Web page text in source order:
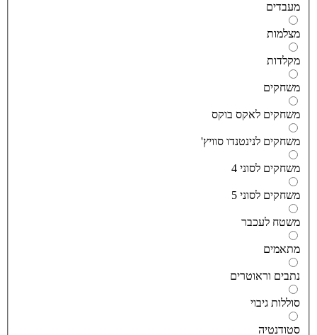
לאקס בוקס
לנינטנדו סוויץ'
לסוני 4
לסוני 5
לעכבר
וראוטרים
גיבוי